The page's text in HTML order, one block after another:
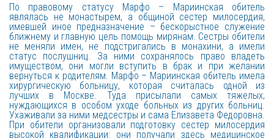
По правовому статусу Марфо – Мариинская обитель
являлась не монастырем, а общиной сестер милосердия,
имевшей иное предназначение – бескорыстное служение
ближнему и главную цель помощь мирянам. Сестры обители
не меняли имен, не подстригались в монахини, а имели
статус послушниц. За ними сохранялось право владеть
имуществом, они могли вступить в брак и при желании
вернуться к родителям. Марфо – Мариинская обитель имела
хирургическую больницу, которая считалась одной из
лучших в Москве. Туда присылали самых тяжелых,
нуждающихся в особом уходе больных из других больниц.
Ухаживали за ними медсестры и сама Елизавета Федоровна.
При обители организовали подготовку сестер милосердия
высокой квалификации: они получали здесь медицинское